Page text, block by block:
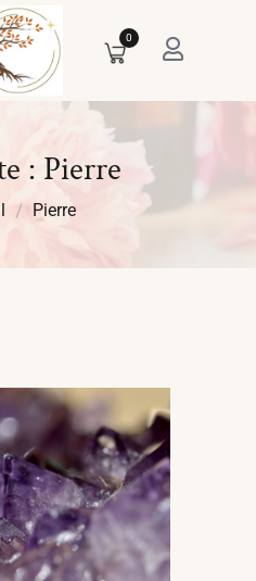
0
: Pierre
Pierre